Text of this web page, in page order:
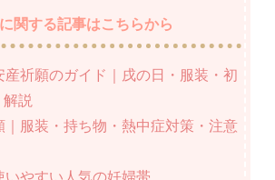
関する記事はこちらから
産祈願のガイド｜戌の日・服装・初
説
｜服装・持ち物・熱中症対策・注意
いやすい人気の妊婦帯